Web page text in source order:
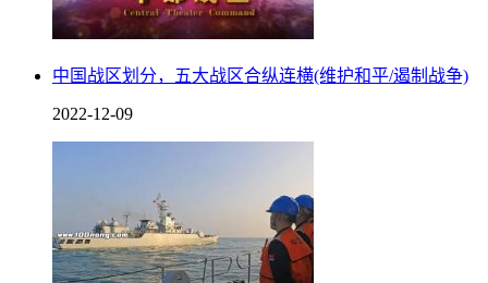
中国战区划分，五大战区合纵连横(维护和平/遏制战争)
2022-12-09